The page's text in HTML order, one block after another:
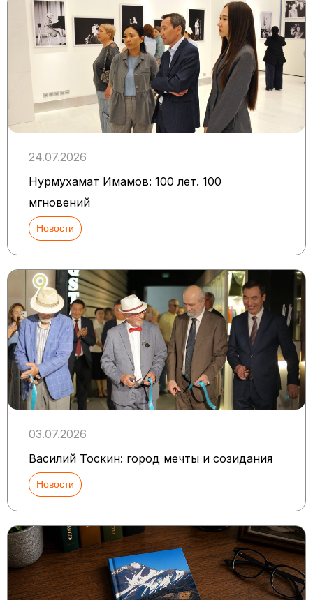
24.07.2026
Нурмухамат Имамов: 100 лет. 100
мгновений
Новости
03.07.2026
Василий Тоскин: город мечты и созидания
Новости